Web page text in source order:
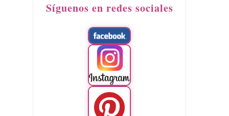
Síguenos en redes sociales